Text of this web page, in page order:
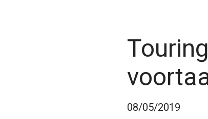
08/05/2019